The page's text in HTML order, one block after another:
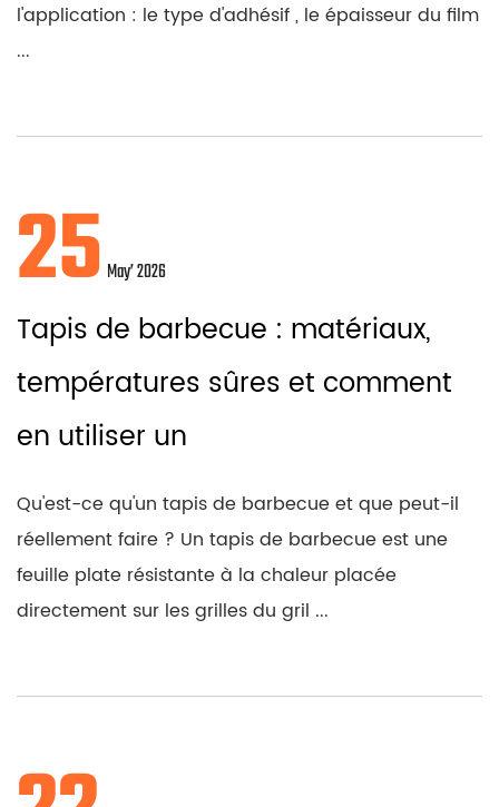
l'application : le type d'adhésif , le épaisseur du film
...
25 May’ 2026
Tapis de barbecue : matériaux,
températures sûres et comment
en utiliser un
Qu'est-ce qu'un tapis de barbecue et que peut-il
réellement faire ? Un tapis de barbecue est une
feuille plate résistante à la chaleur placée
directement sur les grilles du gril ...